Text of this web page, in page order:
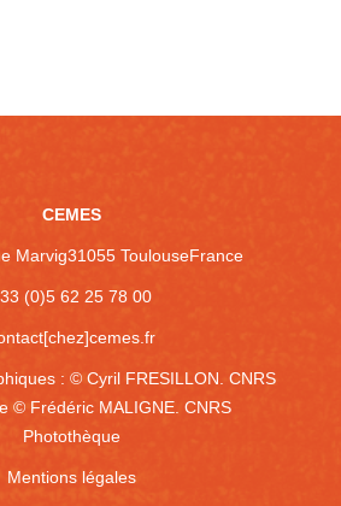
CEMES
Marvig31055 ToulouseFrance
(0)5 62 25 78 00
: © Cyril FRESILLON. CNRS
© Frédéric MALIGNE. CNRS
Photothèque
Mentions légales